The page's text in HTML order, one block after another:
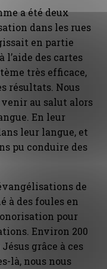
a été deux
dans les rues
en partie
des cartes
très efficace,
résultats. Nous
au salut alors
En leur
leur langue, et
pu conduire des
de
à des foules en
pour
Environ 200
grâce à ces
là, nous nous